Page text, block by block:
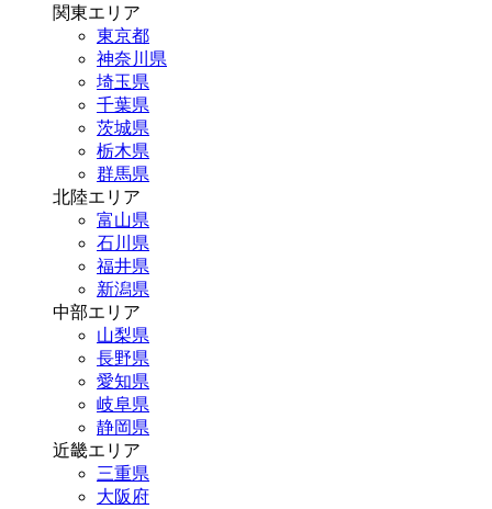
関東エリア
東京都
神奈川県
埼玉県
千葉県
茨城県
栃木県
群馬県
北陸エリア
富山県
石川県
福井県
新潟県
中部エリア
山梨県
長野県
愛知県
岐阜県
静岡県
近畿エリア
三重県
大阪府